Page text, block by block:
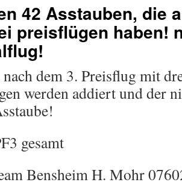
42 Asstauben, die
preisflügen haben!
nach dem 3. Preisflug mit
werden addiert und der
gesamt
Bensheim H. Mohr